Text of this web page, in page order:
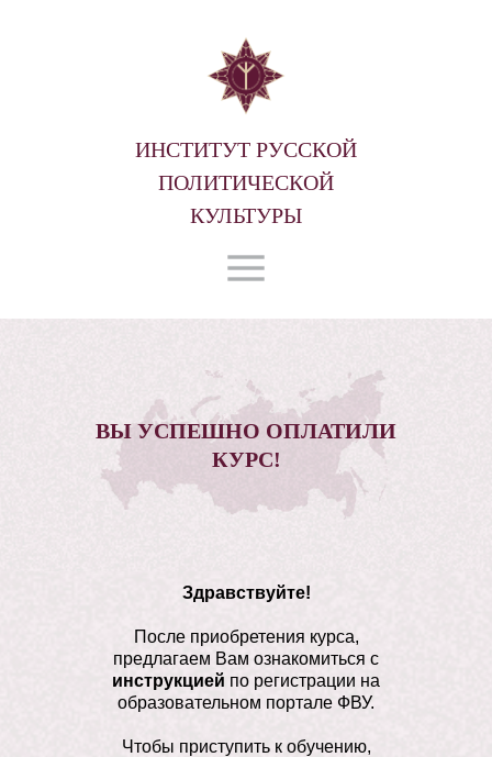
ИНСТИТУТ РУССКОЙ
ПОЛИТИЧЕСКОЙ
КУЛЬТУРЫ
ВЫ УСПЕШНО ОПЛАТИЛИ
КУРС!
Здравствуйте!
После приобретения курса,
предлагаем Вам ознакомиться с
инструкцией по регистрации на
образовательном портале ФВУ.
Чтобы приступить к обучению,